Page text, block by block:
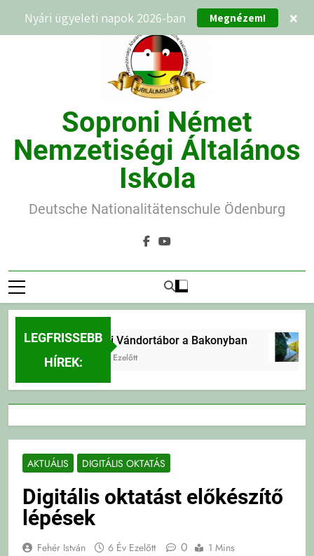
Soproni Német
Nemzetiségi Általános
Iskola
Deutsche Nationalitätenschule Ödenburg
LEGFRISSEBB
HÍREK:
Erdei Vándortábor a Bakonyban
1 Nap Ezelőtt
AKTUÁLIS DIGITÁLIS OKTATÁS
Digitális oktatást előkészítő
lépések
Fehér István 6 Év Ezelőtt 0 1 Mins
Nyári ügyeleti napok 2026-ban Megnézem! ×